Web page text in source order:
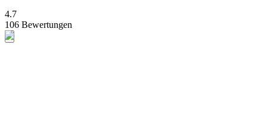
4.7
106 Bewertungen